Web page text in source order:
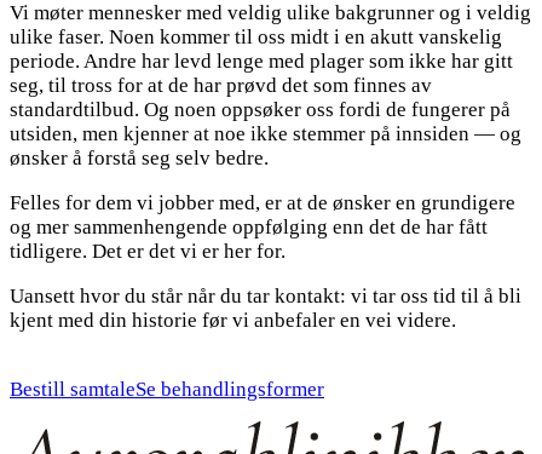
Vi møter mennesker med veldig ulike bakgrunner og i veldig
ulike faser. Noen kommer til oss midt i en akutt vanskelig
periode. Andre har levd lenge med plager som ikke har gitt
seg, til tross for at de har prøvd det som finnes av
standardtilbud. Og noen oppsøker oss fordi de fungerer på
utsiden, men kjenner at noe ikke stemmer på innsiden — og
ønsker å forstå seg selv bedre.
Felles for dem vi jobber med, er at de ønsker en grundigere
og mer sammenhengende oppfølging enn det de har fått
tidligere. Det er det vi er her for.
Uansett hvor du står når du tar kontakt: vi tar oss tid til å bli
kjent med din historie før vi anbefaler en vei videre.
Bestill samtaleSe behandlingsformer